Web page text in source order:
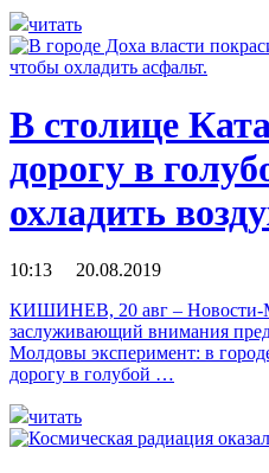
читать
В столице
дорогу в
охладить
10:13 20.08.2019
КИШИНЕВ, 20 авг –
заслуживающий внимания
Молдовы эксперимент: в
дорогу в голубой …
читать